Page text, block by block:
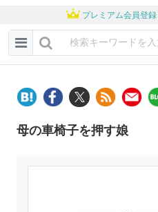
プレミアム会員登録
母の車椅子を押す娘